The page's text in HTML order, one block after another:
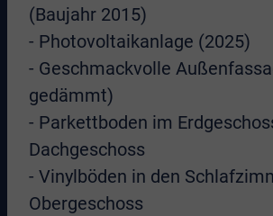
(Baujahr 2015)
- Photovoltaikanlage (2025)
- Geschmackvolle
gedämmt)
- Parkettboden im
Dachgeschoss
- Vinylböden in den
Obergeschoss